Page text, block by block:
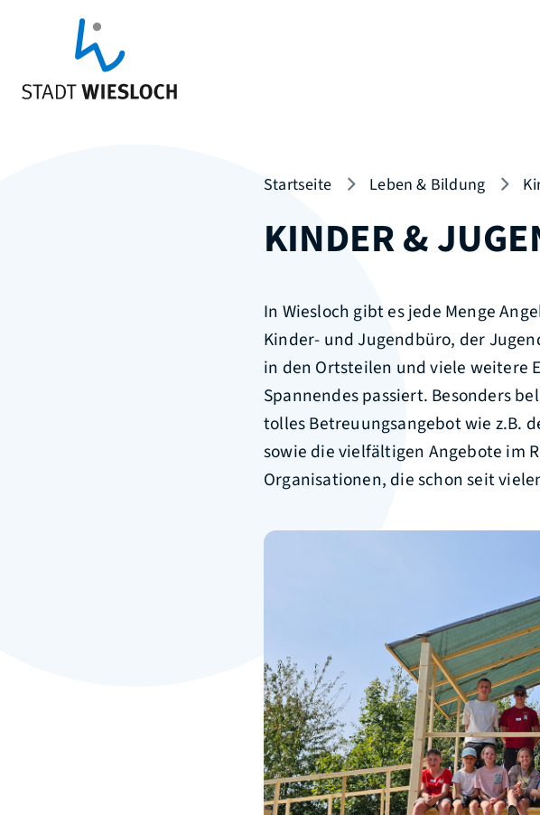
Startseite Leben & Bildung
KINDER &
In Wiesloch gibt es jede Menge
Kinder- und Jugendbüro, der
in den Ortsteilen und viele weitere
Spannendes passiert. Besonders
tolles Betreuungsangebot wie z.B.
sowie die vielfältigen Angebote im
Organisationen, die schon seit